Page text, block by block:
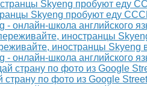
Skyeng пробуют еду
- онлайн-школа английского
иностранцы Skyeng
- онлайн-школа английского
страну по фото из Google